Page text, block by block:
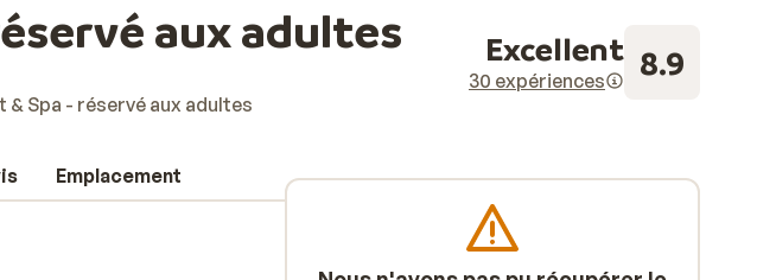
aux adultes
& Spa - réservé aux adultes
Excellent
30 expériences 8.9
Emplacement